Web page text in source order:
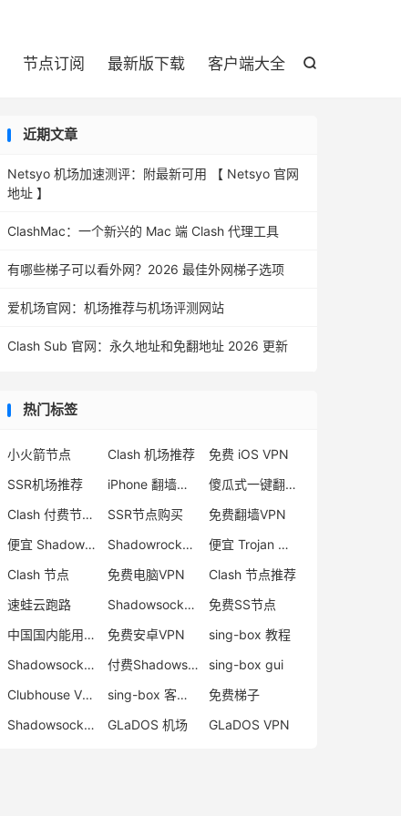

节点订阅 最新版下载 客户端大全
近期文章
Netsyo 机场加速测评：附最新可用 【 Netsyo 官网
地址 】
ClashMac：一个新兴的 Mac 端 Clash 代理工具
有哪些梯子可以看外网？2026 最佳外网梯子选项
爱机场官网：机场推荐与机场评测网站
Clash Sub 官网：永久地址和免翻地址 2026 更新
热门标签
小火箭节点 Clash 机场推荐
免费 iOS VPN
SSR机场推荐
iPhone 翻墙代理软件
傻瓜式一键翻墙VPN客户端
Clash 付费节点购买
SSR节点购买
免费翻墙VPN
便宜 Shadowsocks 购买
Shadowrocket 地址
便宜 Trojan 购买
Clash 节点
免费电脑VPN
Clash 节点推荐
速蛙云跑路
Shadowsocks 付费节点
免费SS节点
中国国内能用的翻墙VPN推荐
免费安卓VPN
sing-box 教程
Shadowsocks 节点哪里买
付费Shadowsocks推荐
sing-box gui
Clubhouse VPN
sing-box 客户端配置
免费梯子
Shadowsocks 服务器
GLaDOS 机场 GLaDOS VPN